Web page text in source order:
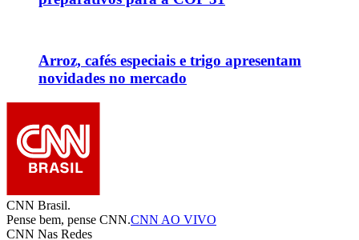
Arroz, cafés especiais e trigo apresentam
novidades no mercado
CNN Brasil.
Pense bem, pense CNN.CNN AO VIVO
CNN Nas Redes